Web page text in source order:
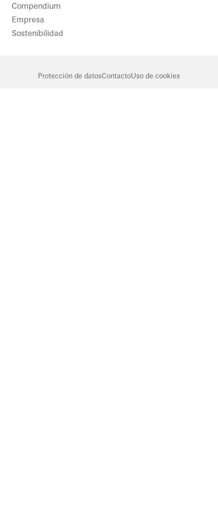
Compendium
Empresa
Sostenibilidad
Protección de datosContactoUso de cookies